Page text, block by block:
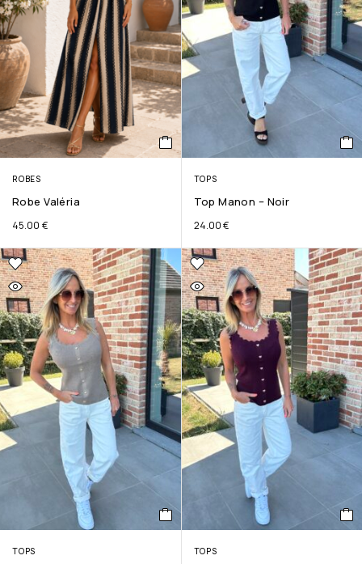
ROBES
Robe Valéria
45.00 €
TOPS
Top Manon – Noir
24.00€
TOPS TOPS